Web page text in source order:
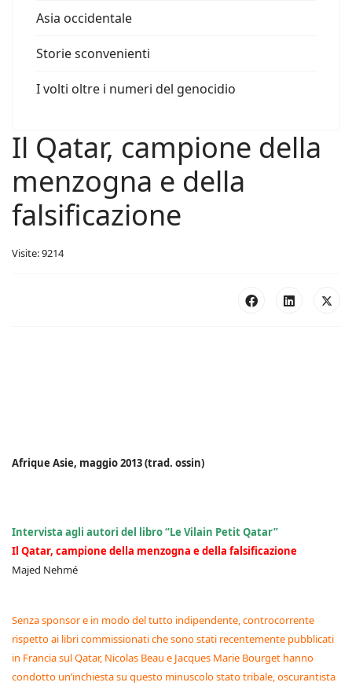
Asia occidentale
Storie sconvenienti
I volti oltre i numeri del genocidio
Il Qatar, campione della
menzogna e della
falsificazione
Visite: 9214
Afrique Asie, maggio 2013 (trad. ossin)
Intervista agli autori del libro “Le Vilain Petit Qatar”
Il Qatar, campione della menzogna e della falsificazione
Majed Nehmé
Senza sponsor e in modo del tutto indipendente, controcorrente
rispetto ai libri commissionati che sono stati recentemente pubblicati
in Francia sul Qatar, Nicolas Beau e Jacques Marie Bourget hanno
condotto un’inchiesta su questo minuscolo stato tribale, oscurantista